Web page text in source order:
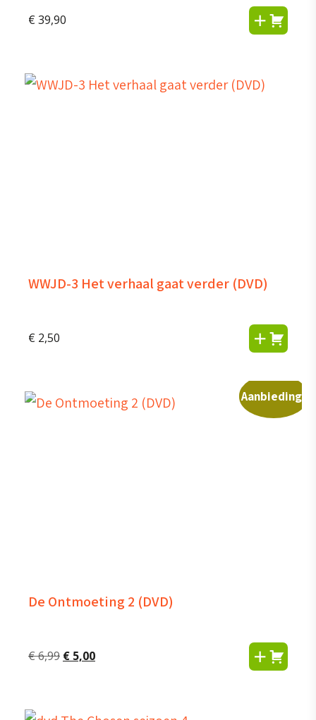
€ 39,90
WWJD-3 Het verhaal gaat verder (DVD)
€ 2,50
Aanbieding!
De Ontmoeting 2 (DVD)
€6,99 Oorspronkelijke
€ 5,00Huidige